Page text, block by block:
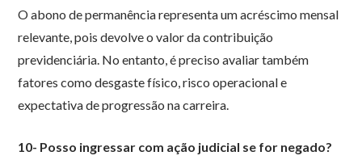
O abono de permanência representa um acréscimo mensal
relevante, pois devolve o valor da contribuição
previdenciária. No entanto, é preciso avaliar também
fatores como desgaste físico, risco operacional e
expectativa de progressão na carreira.
10- Posso ingressar com ação judicial se for negado?